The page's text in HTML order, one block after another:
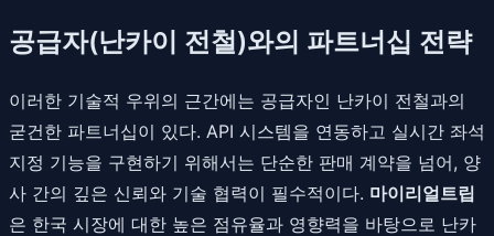
공급자(난카이 전철)와의 파트너십 전략
이러한 기술적 우위의 근간에는 공급자인 난카이 전철과의
굳건한 파트너십이 있다. API 시스템을 연동하고 실시간 좌석
지정 기능을 구현하기 위해서는 단순한 판매 계약을 넘어, 양
사 간의 깊은 신뢰와 기술 협력이 필수적이다. 마이리얼트립
은 한국 시장에 대한 높은 점유율과 영향력을 바탕으로 난카